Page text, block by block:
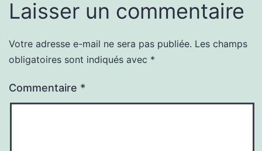
Laisser un commentaire
Votre adresse e-mail ne sera pas publiée. Les champs
obligatoires sont indiqués avec *
Commentaire *